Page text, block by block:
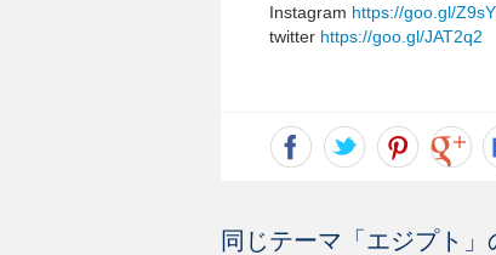
Instagram https://goo.gl/
twitter https://goo.gl/JAT2q2
同じテーマ「 エジプト